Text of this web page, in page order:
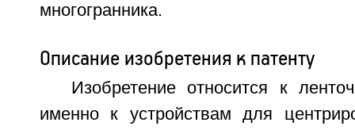
многогранника.
Описание изобретения к патенту
Изобретение относится к
именно к устройствам для